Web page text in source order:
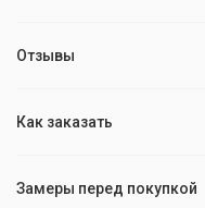
Отзывы
Как заказать
Замеры перед покупкой